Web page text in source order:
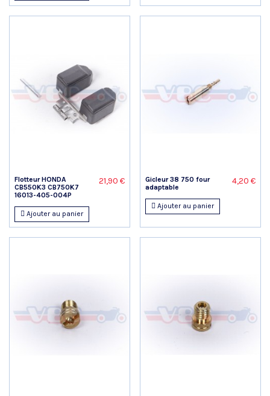
Flotteur HONDA
CB550K3 CB750K7
16013-405-004P
21,90 €
Ajouter au panier
Gicleur 38 750 four
adaptable
4,20 €
Ajouter au panier